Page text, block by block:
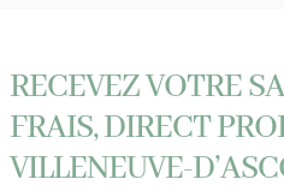
RECEVEZ VOTRE
FRAIS, DIRECT
VILLENEUVE-